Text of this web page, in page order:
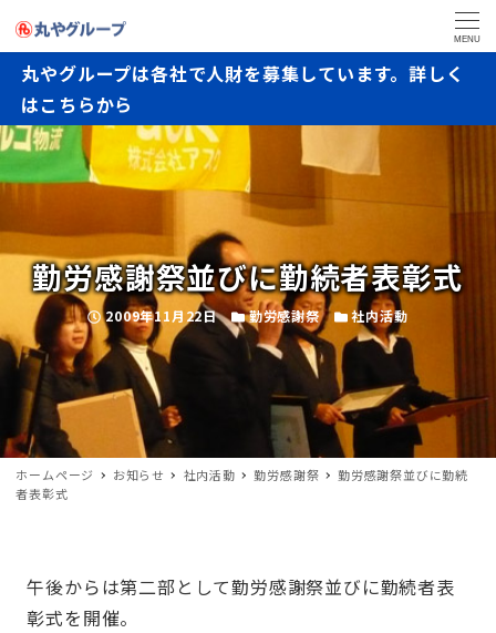
MENU
丸やグループは各社で人財を募集しています。詳しく
はこちらから
勤労感謝祭並びに勤続者表彰式
2009年11月22日 勤労感謝祭 社内活動
ホームページ お知らせ 社内活動 勤労感謝祭
勤労感謝祭並びに勤続
者表彰式
午後からは第二部として勤労感謝祭並びに勤続者表
彰式を開催。